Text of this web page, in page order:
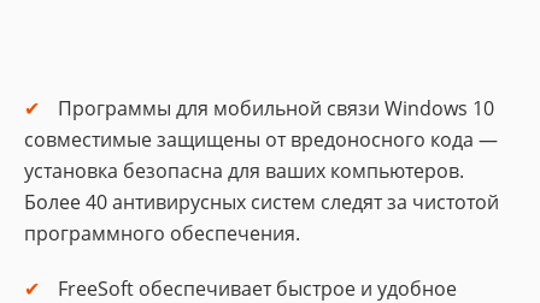
Программы для мобильной связи Windows 10
совместимые защищены от вредоносного кода —
установка безопасна для ваших компьютеров.
Более 40 антивирусных систем следят за чистотой
программного обеспечения.
FreeSoft обеспечивает быстрое и удобное